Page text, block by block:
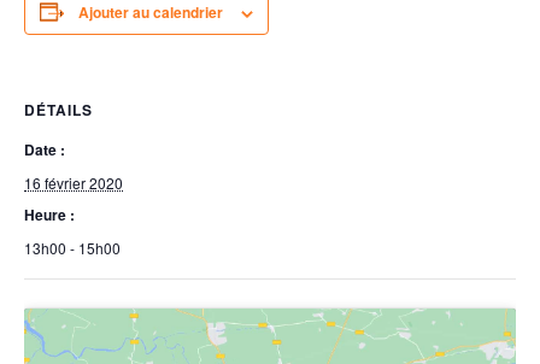
Ajouter au calendrier
DÉTAILS
Date :
16 février 2020
Heure :
13h00 - 15h00